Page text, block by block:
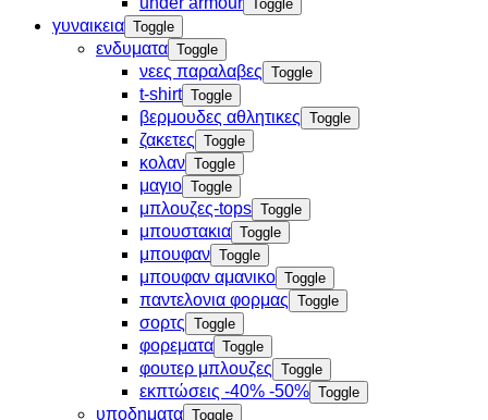
Toggle
γυναικεια Toggle
ενδυματα Toggle
νεες παραλαβες Toggle
t-shirt Toggle
βερμουδες αθλητικες Toggle
ζακετες Toggle
κολαν Toggle
μαγιο Toggle
μπλουζες-tops Toggle
μπουστακια Toggle
μπουφαν Toggle
μπουφαν αμανικο Toggle
παντελονια φορμας Toggle
σορτς Toggle
φορεματα Toggle
φουτερ μπλουζες Toggle
εκπτώσεις -40% -50% Toggle
υποδηματα Toggle